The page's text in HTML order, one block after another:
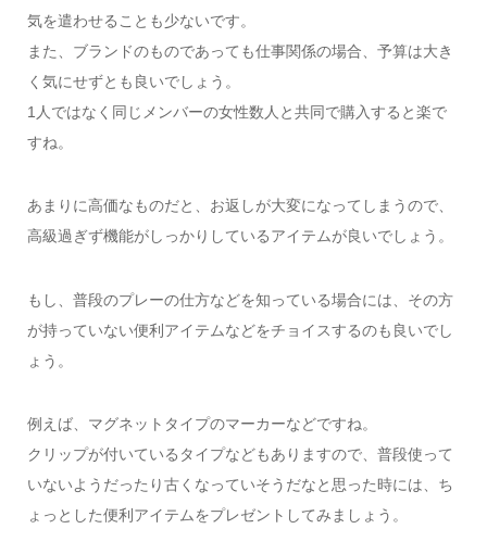
気を遣わせることも少ないです。
また、ブランドのものであっても仕事関係の場合、予算は大き
く気にせずとも良いでしょう。
1人ではなく同じメンバーの女性数人と共同で購入すると楽で
すね。
あまりに高価なものだと、お返しが大変になってしまうので、
高級過ぎず機能がしっかりしているアイテムが良いでしょう。
もし、普段のプレーの仕方などを知っている場合には、その方
が持っていない便利アイテムなどをチョイスするのも良いでし
ょう。
例えば、マグネットタイプのマーカーなどですね。
クリップが付いているタイプなどもありますので、普段使って
いないようだったり古くなっていそうだなと思った時には、ち
ょっとした便利アイテムをプレゼントしてみましょう。